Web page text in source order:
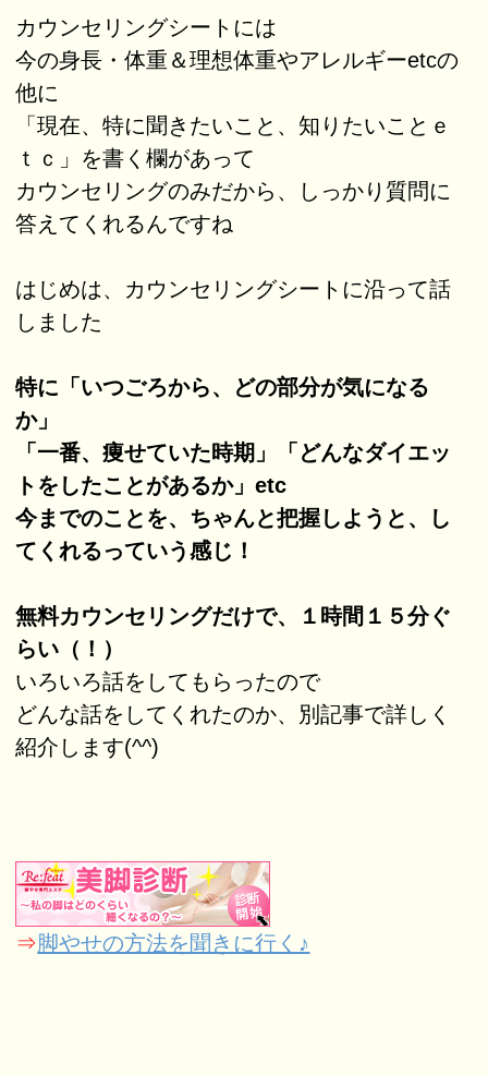
カウンセリングシートには
今の身長・体重＆理想体重やアレルギーetcの
他に
「現在、特に聞きたいこと、知りたいことｅ
ｔｃ」を書く欄があって
カウンセリングのみだから、しっかり質問に
答えてくれるんですね
はじめは、カウンセリングシートに沿って話
しました
特に「いつごろから、どの部分が気になる
か」
「一番、痩せていた時期」「どんなダイエッ
トをしたことがあるか」etc
今までのことを、ちゃんと把握しようと、し
てくれるっていう感じ！
無料カウンセリングだけで、１時間１５分ぐ
らい（！）
いろいろ話をしてもらったので
どんな話をしてくれたのか、別記事で詳しく
紹介します(^^)
⇒ 脚やせの方法を聞きに行く♪